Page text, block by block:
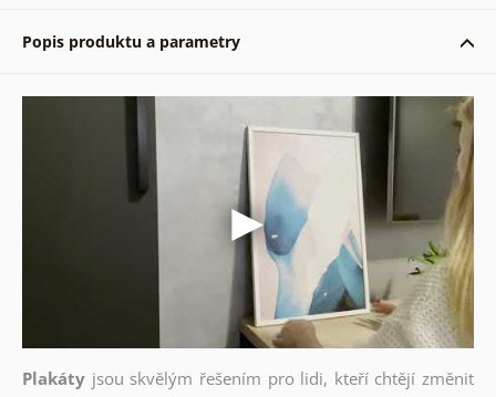
Popis produktu a parametry
Plakáty jsou skvělým řešením pro lidi, kteří chtějí změnit